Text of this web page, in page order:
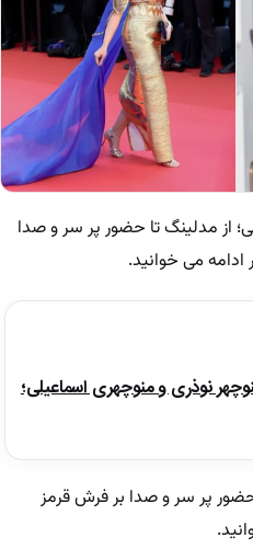
از مدلینگ تا حضور پر سر و صدا
ادامه می خوانید.
نوذری و منوچهری اسماعیلی؛
حضور پر سر و صدا بر فرش قرمز